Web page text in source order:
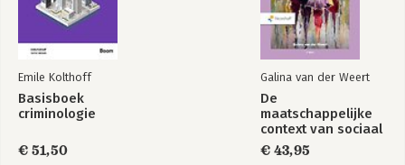
in kort bestek
Security: Towards a
New Dawn!
Emile Kolthoff
Basisboek
criminologie
€ 51,50
Galina van der Weert
De
maatschappelijke
context van sociaal
werk
€ 43,95